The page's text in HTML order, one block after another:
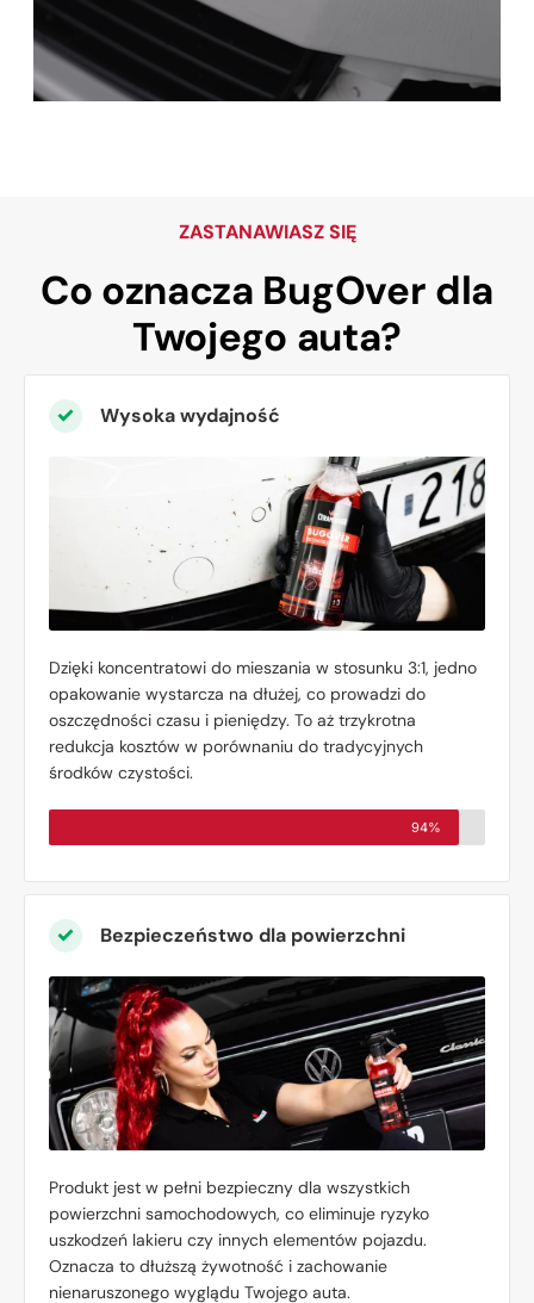
ZASTANAWIASZ SIĘ
Co oznacza BugOver dla
Twojego auta?
Wysoka wydajność
Dzięki koncentratowi do mieszania w stosunku 3:1, jedno
opakowanie wystarcza na dłużej, co prowadzi do
oszczędności czasu i pieniędzy. To aż trzykrotna
redukcja kosztów w porównaniu do tradycyjnych
środków czystości.
94%
Bezpieczeństwo dla powierzchni
Produkt jest w pełni bezpieczny dla wszystkich
powierzchni samochodowych, co eliminuje ryzyko
uszkodzeń lakieru czy innych elementów pojazdu.
Oznacza to dłuższą żywotność i zachowanie
nienaruszonego wyglądu Twojego auta.